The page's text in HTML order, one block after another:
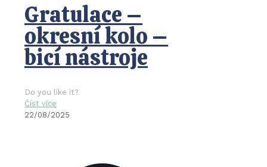
Gratulace –
okresní kolo –
bicí nástroje
Do you like it?
Číst více
22/08/2025